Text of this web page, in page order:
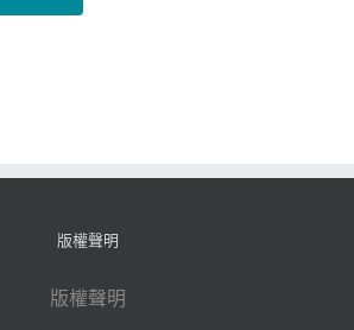
版權聲明
版權聲明